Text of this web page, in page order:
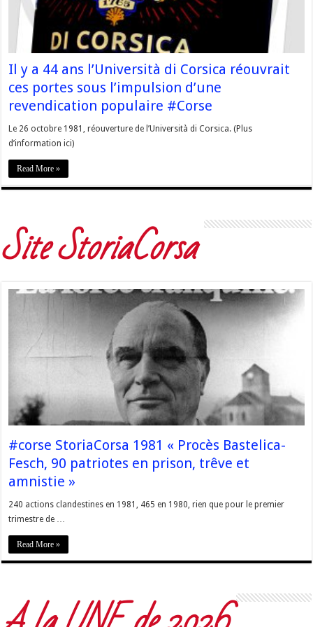
Il y a 44 ans l’Università di Corsica réouvrait
ces portes sous l’impulsion d’une
revendication populaire #Corse
Le 26 octobre 1981, réouverture de l’Università di Corsica. (Plus
d’information ici)
Read More »
Site StoriaCorsa
#corse StoriaCorsa 1981 « Procès Bastelica-
Fesch, 90 patriotes en prison, trêve et
amnistie »
240 actions clandestines en 1981, 465 en 1980, rien que pour le premier
trimestre de …
Read More »